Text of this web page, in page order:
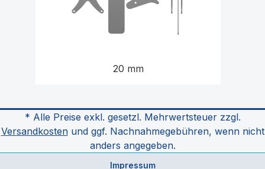
20 mm
* Alle Preise exkl. gesetzl. Mehrwertsteuer zzgl.
Versandkostenund ggf. Nachnahmegebühren, wenn nicht
anders angegeben.
Impressum